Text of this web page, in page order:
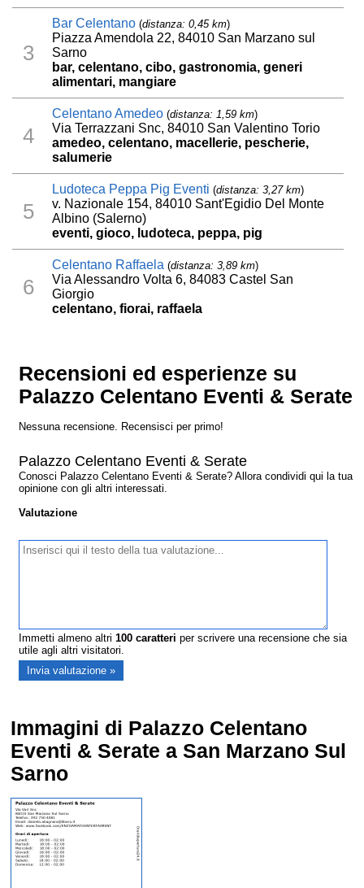
3
Bar Celentano (distanza: 0,45 km)
Piazza Amendola 22, 84010 San Marzano sul
Sarno
bar, celentano, cibo, gastronomia, generi
alimentari, mangiare
4
Celentano Amedeo (distanza: 1,59 km)
Via Terrazzani Snc, 84010 San Valentino Torio
amedeo, celentano, macellerie, pescherie,
salumerie
5
Ludoteca Peppa Pig Eventi (distanza: 3,27 km)
v. Nazionale 154, 84010 Sant'Egidio Del Monte
Albino (Salerno)
eventi, gioco, ludoteca, peppa, pig
6
Celentano Raffaela (distanza: 3,89 km)
Via Alessandro Volta 6, 84083 Castel San
Giorgio
celentano, fiorai, raffaela
Recensioni ed esperienze su
Palazzo Celentano Eventi & Serate
Nessuna recensione. Recensisci per primo!
Palazzo Celentano Eventi & Serate
Conosci Palazzo Celentano Eventi & Serate? Allora condividi qui la tua
opinione con gli altri interessati.
Valutazione
Immetti almeno altri100 caratteri per scrivere una recensione che sia
utile agli altri visitatori.
Immagini di Palazzo Celentano
Eventi & Serate a San Marzano Sul
Sarno